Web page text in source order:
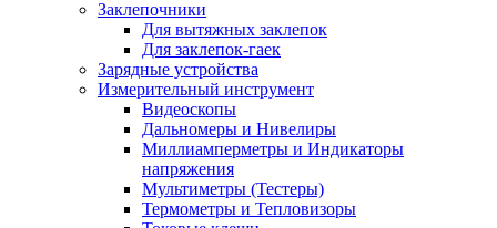
Заклепочники
Для вытяжных заклепок
Для заклепок-гаек
Зарядные устройства
Измерительный инструмент
Видеоскопы
Дальномеры и Нивелиры
Миллиамперметры и Индикаторы
напряжения
Мультиметры (Тестеры)
Термометры и Тепловизоры